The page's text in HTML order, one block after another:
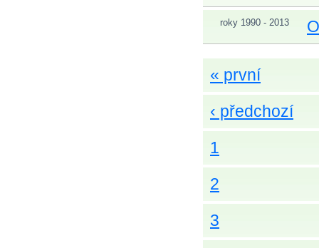
roky 1990 - 2013
« první
‹ předchozí
1
2
3